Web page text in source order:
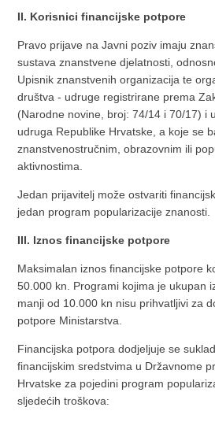
II. Korisnici financijske potpore
Pravo prijave na Javni poziv imaju
sustava znanstvene djelatnosti,
Upisnik znanstvenih organizacija te
društva - udruge registrirane prema
(Narodne novine, broj: 74/14 i 70/17) i
udruga Republike Hrvatske, a koje se
znanstvenostručnim, obrazovnim ili
aktivnostima.
Jedan prijavitelj može ostvariti
jedan program popularizacije znanosti.
III. Iznos financijske potpore
Maksimalan iznos financijske potpore
50.000 kn. Programi kojima je ukupan
manji od 10.000 kn nisu prihvatljivi za
potpore Ministarstva.
Financijska potpora dodjeljuje se
financijskim sredstvima u Državnome
Hrvatske za pojedini program
sljedećih troškova: